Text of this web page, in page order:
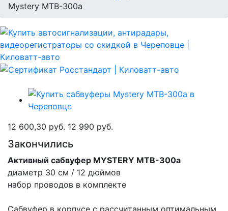
Mystery MTB-300a
12 600,30 руб. 12 990 руб.
Закончились
Активный сабвуфер MYSTERY MTB-300a
диаметр 30 см / 12 дюймов
набор проводов в комплекте